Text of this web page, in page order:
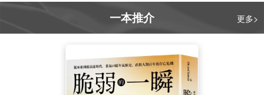
一本推介 更多>